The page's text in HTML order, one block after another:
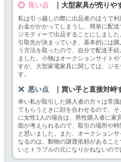
良い点 ｜大型家具が売りや
私は引っ越しの際に出品者のほうで
お金がかかってしまうし、簡単に配送
ジモティーで出品することにしまし
引取先が決まっていき、基本的には
う方法を取ったので、自分で配送手
ました。小物はオークションサイト
すが、大型家電家具に関しては、ジ
す。
悪い点 ｜買い手と直接対
幸い私が取引した購入者の方々は常
てもらうときに顔を合わせるので、
に女性1人の場合は、男性購入者に家
面が考えられるので、取引の場所や
と思いました。また、オークション
なるのは、動物の譲渡依頼があるこ
いとトラブルの元になりかねないので